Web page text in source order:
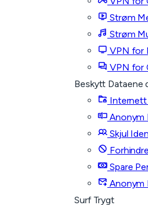
Strøm
Strøm
VPN for
VPN for
Beskytt Dataene
Internett
Anonym
Skjul
Spare
Anonym
Surf Trygt